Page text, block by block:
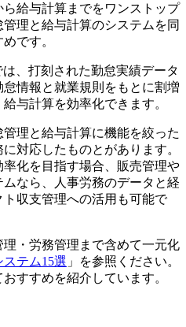
給与計算までをワンストップ
理と給与計算のシステムを同
です。
、打刻された勤怠実績データ
情報と就業規則をもとに割増
与計算を効率化できます。
理と給与計算に機能を絞った
対応したものとがあります。
化を目指す場合、販売管理や
なら、人事労務のデータと経
収支管理への活用も可能で
・労務管理まで含めて一元化
ステム15選 」を参照ください。
すすめを紹介しています。